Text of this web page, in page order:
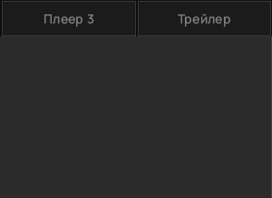
Плеер 3 Трейлер